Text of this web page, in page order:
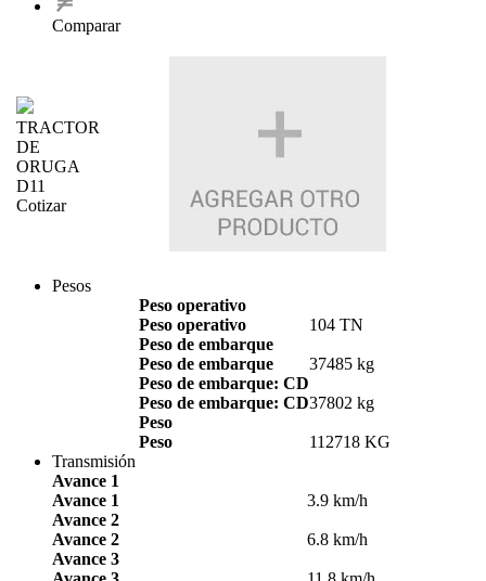
Comparar
TRACTOR
DE
ORUGA
D11
Cotizar
Pesos
Peso operativo
Peso operativo
104 TN
Peso de embarque
Peso de embarque
37485 kg
Peso de embarque: CD
Peso de embarque: CD37802 kg
Peso
Peso
112718 KG
Transmisión
Avance 1
Avance 1
3.9 km/h
Avance 2
Avance 2
6.8 km/h
Avance 3